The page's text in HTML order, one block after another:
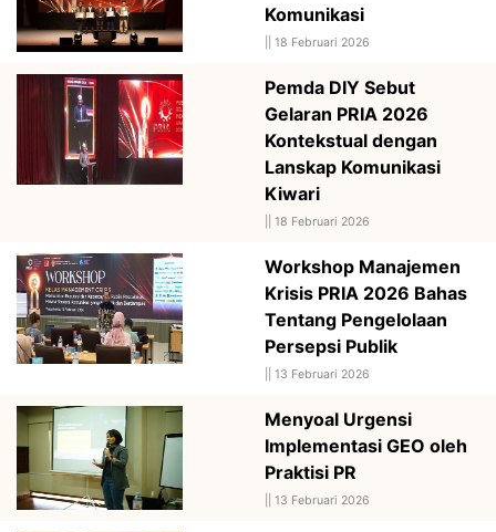
Komunikasi
18 Februari 2026
Pemda DIY Sebut
Gelaran PRIA 2026
Kontekstual dengan
Lanskap Komunikasi
Kiwari
18 Februari 2026
Workshop Manajemen
Krisis PRIA 2026 Bahas
Tentang Pengelolaan
Persepsi Publik
13 Februari 2026
Menyoal Urgensi
Implementasi GEO oleh
Praktisi PR
13 Februari 2026